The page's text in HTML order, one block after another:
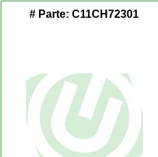
# Parte:C11CH72301